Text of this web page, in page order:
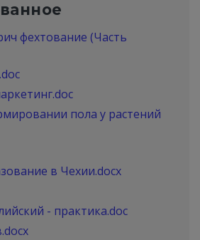
фехтование (Часть
пола у растений
в Чехии.docx
- практика.doc